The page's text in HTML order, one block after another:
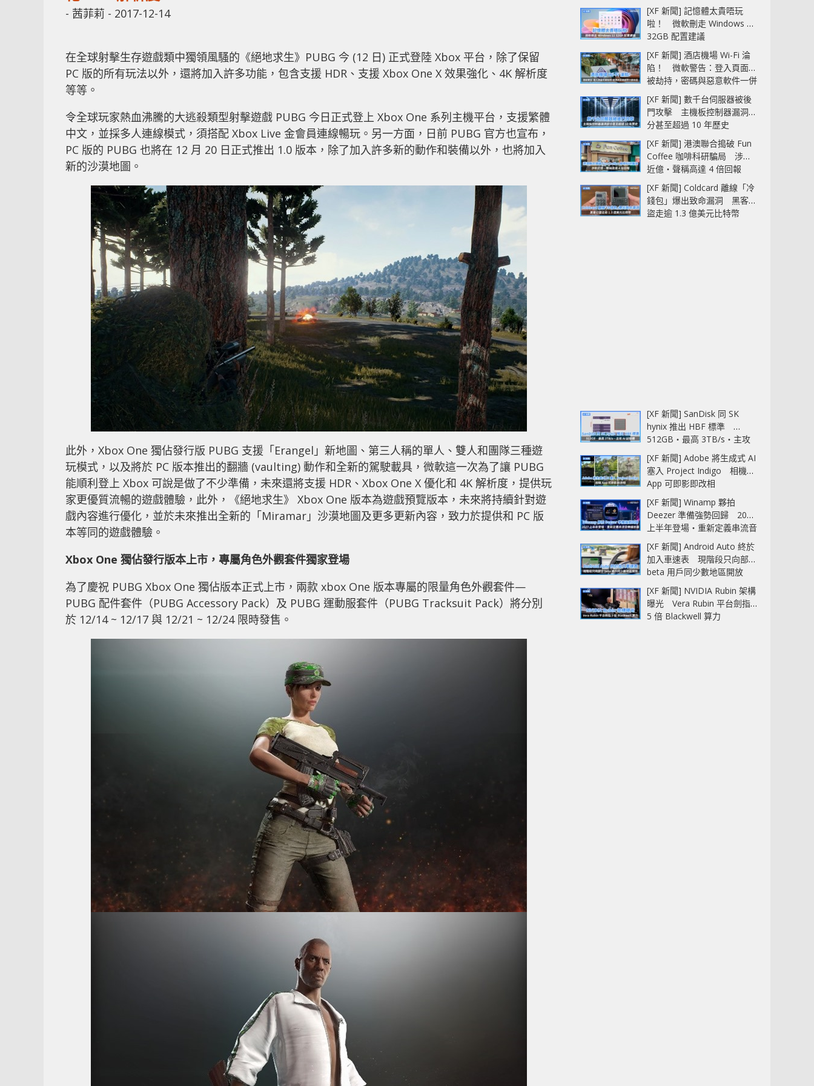
- 茜菲莉 - 2017-12-14
在全球射擊生存遊戲類中獨領風騷的《絕地求生》PUBG 今 (12 日) 正式登陸 Xbox 平台，除了保留
PC 版的所有玩法以外，還將加入許多功能，包含支援 HDR、支援 Xbox One X 效果強化、4K 解析度
等等。
令全球玩家熱血沸騰的大逃殺類型射擊遊戲 PUBG 今日正式登上 Xbox One 系列主機平台，支援繁體
中文，並採多人連線模式，須搭配 Xbox Live 金會員連線暢玩。另一方面，日前 PUBG 官方也宣布，
PC 版的 PUBG 也將在 12 月 20 日正式推出 1.0 版本，除了加入許多新的動作和裝備以外，也將加入
新的沙漠地圖。
此外，Xbox One 獨佔發行版 PUBG 支援「Erangel」新地圖、第三人稱的單人、雙人和團隊三種遊
玩模式，以及將於 PC 版本推出的翻牆 (vaulting) 動作和全新的駕駛載具，微軟這一次為了讓 PUBG
能順利登上 Xbox 可說是做了不少準備，未來還將支援 HDR、Xbox One X 優化和 4K 解析度，提供玩
家更優質流暢的遊戲體驗，此外，《絕地求生》 Xbox One 版本為遊戲預覽版本，未來將持續針對遊
戲內容進行優化，並於未來推出全新的「Miramar」沙漠地圖及更多更新內容，致力於提供和 PC 版
本等同的遊戲體驗。
Xbox One 獨佔發行版本上市，專屬角色外觀套件獨家登場
為了慶祝 PUBG Xbox One 獨佔版本正式上市，兩款 xbox One 版本專屬的限量角色外觀套件—
PUBG 配件套件（PUBG Accessory Pack）及 PUBG 運動服套件（PUBG Tracksuit Pack）將分別
於 12/14 ~ 12/17 與 12/21 ~ 12/24 限時發售。
[XF 新聞] 記憶體太貴唔玩
啦！ 微軟刪走 Windows 11
32GB 配置建議
[XF 新聞] 酒店機場 Wi-Fi 淪
陷！ 微軟警告：登入頁面可
被劫持，密碼與惡意軟件一併
中招
[XF 新聞] 數千台伺服器被後
門攻擊 主機板控制器漏洞部
分甚至超過 10 年歷史
[XF 新聞] 港澳聯合搗破 Fun
Coffee 咖啡科研騙局 涉款
近億‧聲稱高達 4 倍回報
[XF 新聞] Coldcard 離線「冷
錢包」爆出致命漏洞 黑客已
盜走逾 1.3 億美元比特幣
[XF 新聞] SanDisk 同 SK
hynix 推出 HBF 標準
512GB‧最高 3TB/s‧主攻
AI 記憶體
[XF 新聞] Adobe 將生成式 AI
塞入 Project Indigo 相機
App 可即影即改相
[XF 新聞] Winamp 夥拍
Deezer 準備強勢回歸 2027
上半年登場‧重新定義串流音
樂播放器
[XF 新聞] Android Auto 終於
加入車速表 現階段只向部分
beta 用戶同少數地區開放
[XF 新聞] NVIDIA Rubin 架構
曝光 Vera Rubin 平台劍指
5 倍 Blackwell 算力